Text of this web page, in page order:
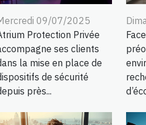
09/07/2025
Protection Privée
ses clients
la mise en place de
de sécurité
près...